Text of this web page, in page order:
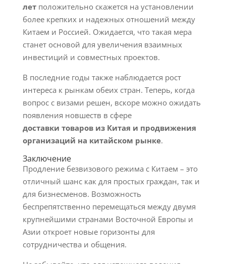
летположительно скажется на установлении
более крепких и надежных отношений между
Китаем и Россией. Ожидается, что такая мера
станет основой для увеличения взаимных
инвестиций и совместных проектов.
В последние годы также наблюдается рост
интереса к рынкам обеих стран. Теперь, когда
вопрос с визами решен, вскоре можно ожидать
появления новшеств в сфере
доставки товаров из Китая и продвижения
организаций на китайском рынке.
Заключение
Продление безвизового режима с Китаем – это
отличный шанс как для простых граждан, так и
для бизнесменов. Возможность
беспрепятственно перемещаться между двумя
крупнейшими странами Восточной Европы и
Азии откроет новые горизонты для
сотрудничества и общения.